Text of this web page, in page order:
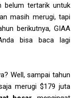
belum tertarik untuk
masih merugi, tapi
berikutnya, GIAA
bisa baca lagi
Well, sampai tahun
merugi $179 juta